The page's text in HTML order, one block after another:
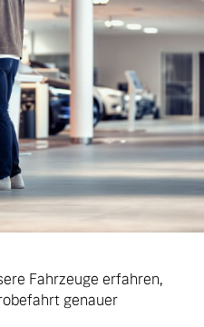
Fahrzeuge erfahren,
genauer